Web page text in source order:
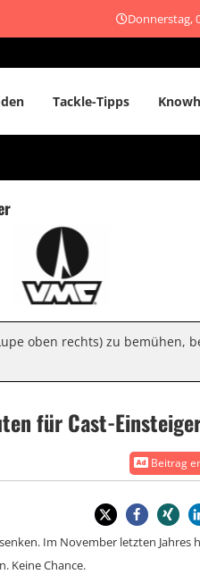
Donnerstag,
Tackle-Tipps
oben rechts) zu bemühen,
für Cast-
Beitrag
Im November letzten Jahres
Keine Chance.